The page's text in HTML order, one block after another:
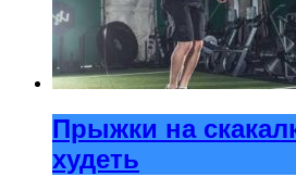
Прыжки на
худеть